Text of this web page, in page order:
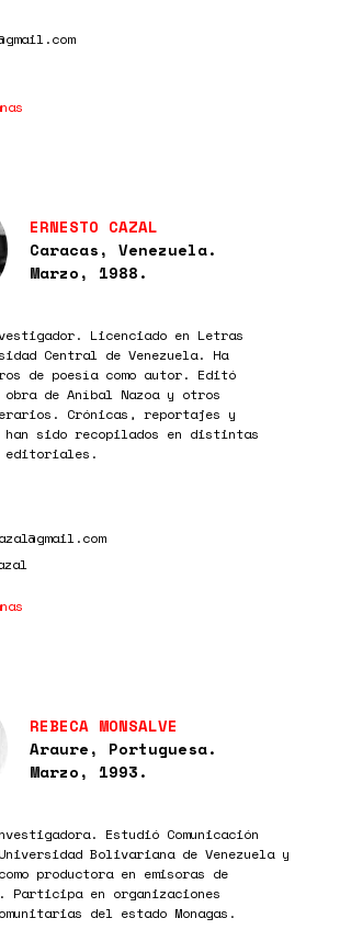
ERNESTO CAZAL
Caracas, Venezuela.
Marzo, 1988.
Licenciado en Letras
Central de Venezuela. Ha
de poesía como autor. Editó
obra de Aníbal Nazoa y otros
Crónicas, reportajes y
han sido recopilados en distintas
editoriales.
REBECA MONSALVE
Araure, Portuguesa.
Marzo, 1993.
Estudió Comunicación
Bolivariana de Venezuela y
productora en emisoras de
Participa en organizaciones
del estado Monagas.